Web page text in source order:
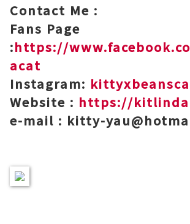
Contact Me :
Fans Page
:https://
acat
Instagram:
Website : https://
e-mail : kitty-